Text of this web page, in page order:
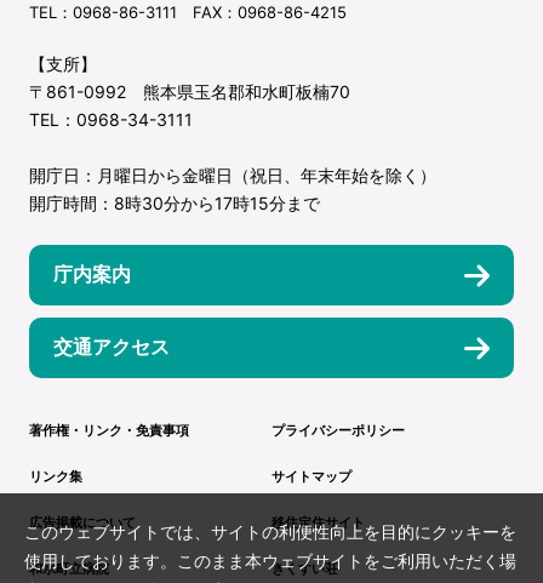
TEL：0968-86-3111 FAX：0968-86-4215
【支所】
〒861-0992 熊本県玉名郡和水町板楠70
TEL：0968-34-3111
開庁日：月曜日から金曜日（祝日、年末年始を除く）
開庁時間：8時30分から17時15分まで
庁内案内
交通アクセス
著作権・リンク・免責事項 プライバシーポリシー
リンク集 サイトマップ
広告掲載について 移住定住サイト
和水町立病院 きくすい荘
このウェブサイトでは、サイトの利便性向上を目的にクッキーを
使用しております。このまま本ウェブサイトをご利用いただく場